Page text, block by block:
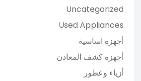
Uncategorized
Used Appliances
أجهزة اساسية
أجهزة كشف المعادن
أزياء وعطور